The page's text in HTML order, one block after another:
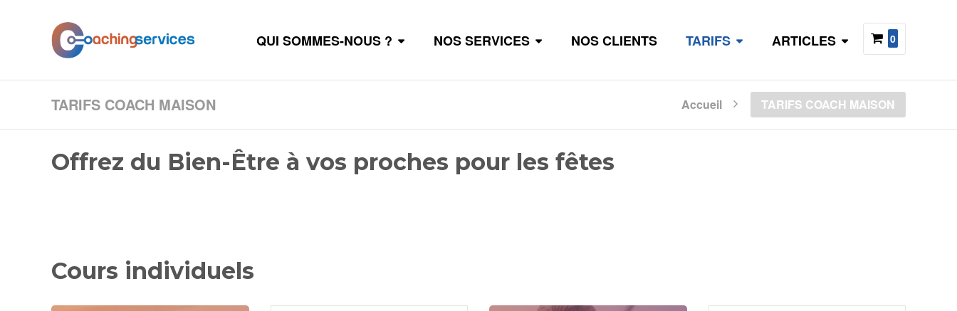
QUI SOMMES-NOUS ? NOS SERVICES NOS CLIENTS TARIFS ARTICLES 0
TARIFS COACH MAISON Accueil TARIFS COACH MAISON
Offrez du Bien-Être à vos proches pour les fêtes
Cours individuels